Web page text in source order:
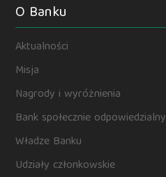
O Banku
Aktualności
Misja
Nagrody i wyróżnienia
Bank społecznie odpowiedzialny
Władze Banku
Udziały członkowskie